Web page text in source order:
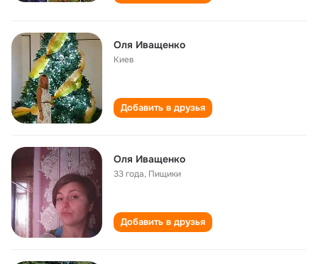
Оля Иващенко
Киев
Добавить в друзья
Оля Иващенко
33 года, Пищики
Добавить в друзья